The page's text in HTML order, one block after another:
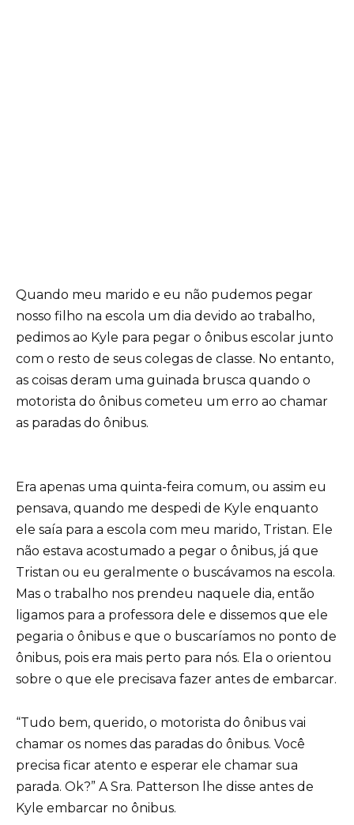
Quando meu marido e eu não pudemos pegar
nosso filho na escola um dia devido ao trabalho,
pedimos ao Kyle para pegar o ônibus escolar junto
com o resto de seus colegas de classe. No entanto,
as coisas deram uma guinada brusca quando o
motorista do ônibus cometeu um erro ao chamar
as paradas do ônibus.
Era apenas uma quinta-feira comum, ou assim eu
pensava, quando me despedi de Kyle enquanto
ele saía para a escola com meu marido, Tristan. Ele
não estava acostumado a pegar o ônibus, já que
Tristan ou eu geralmente o buscávamos na escola.
Mas o trabalho nos prendeu naquele dia, então
ligamos para a professora dele e dissemos que ele
pegaria o ônibus e que o buscaríamos no ponto de
ônibus, pois era mais perto para nós. Ela o orientou
sobre o que ele precisava fazer antes de embarcar.
“Tudo bem, querido, o motorista do ônibus vai
chamar os nomes das paradas do ônibus. Você
precisa ficar atento e esperar ele chamar sua
parada. Ok?” A Sra. Patterson lhe disse antes de
Kyle embarcar no ônibus.